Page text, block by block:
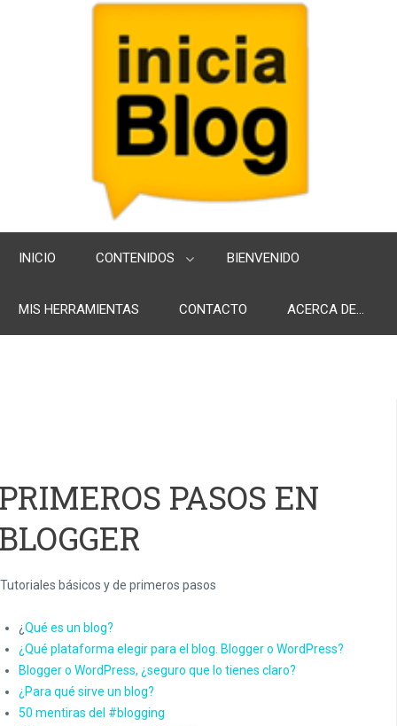
INICIO CONTENIDOS BIENVENIDO
MIS HERRAMIENTAS CONTACTO ACERCA DE...
PASOS EN
Tutoriales básicos y de primeros pasos
¿Qué es un blog?
¿Qué plataforma elegir para el blog. Blogger o WordPress?
Blogger o WordPress, ¿seguro que lo tienes claro?
¿Para qué sirve un blog?
50 mentiras del #blogging